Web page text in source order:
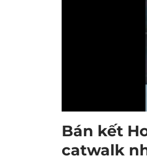
Bán kết
catwalk